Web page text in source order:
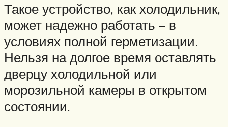
Такое устройство, как холодильник,
может надежно работать – в
условиях полной герметизации.
Нельзя на долгое время оставлять
дверцу холодильной или
морозильной камеры в открытом
состоянии.